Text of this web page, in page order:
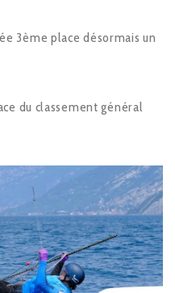
3ème place désormais un
du classement général